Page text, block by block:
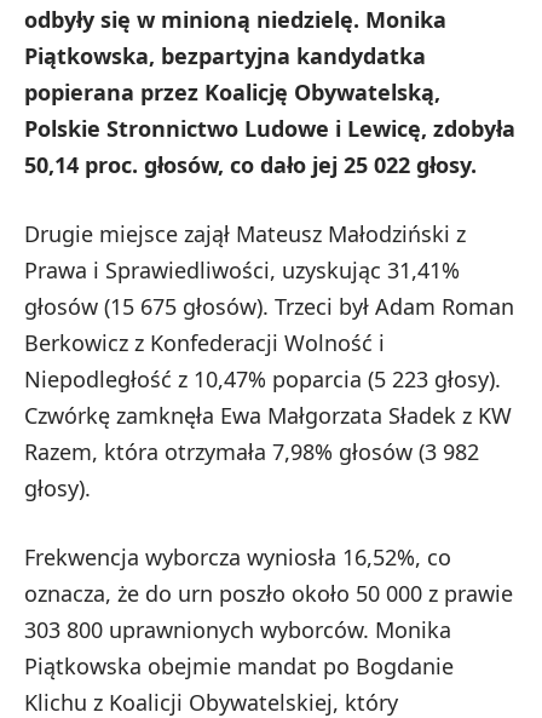
odbyły się w minioną niedzielę. Monika
Piątkowska, bezpartyjna kandydatka
popierana przez Koalicję Obywatelską,
Polskie Stronnictwo Ludowe i Lewicę, zdobyła
50,14 proc. głosów, co dało jej 25 022 głosy. ​
Drugie miejsce zajął Mateusz Małodziński z
Prawa i Sprawiedliwości, uzyskując 31,41%
głosów (15 675 głosów). Trzeci był Adam Roman
Berkowicz z Konfederacji Wolność i
Niepodległość z 10,47% poparcia (5 223 głosy).
Czwórkę zamknęła Ewa Małgorzata Sładek z KW
Razem, która otrzymała 7,98% głosów (3 982
głosy). ​
Frekwencja wyborcza wyniosła 16,52%, co
oznacza, że do urn poszło około 50 000 z prawie
303 800 uprawnionych wyborców. Monika
Piątkowska obejmie mandat po Bogdanie
Klichu z Koalicji Obywatelskiej, który